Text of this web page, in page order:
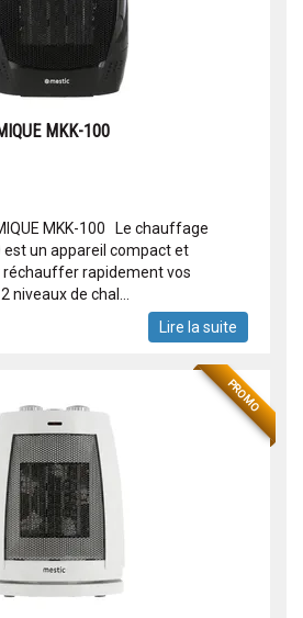
MKK-100
MKK-100 Le chauffage
est un appareil compact et
réchauffer rapidement vos
niveaux de chal...
Lire la suite
PROMO